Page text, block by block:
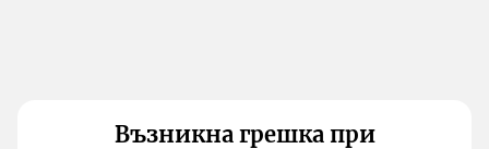
Възникна грешка при